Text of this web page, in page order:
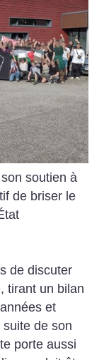
soutien à
de briser le
de discuter
tirant un bilan
et
de son
porte aussi